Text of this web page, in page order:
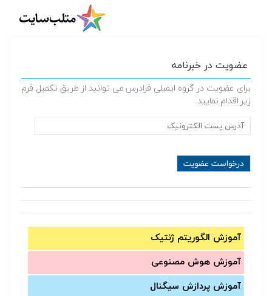
عضویت در خبرنامه
برای عضویت در گروه ایمیلی فرادرس می توانید از طریق تکمیل فرم
زیر اقدام نمایید.
آموزش الگوریتم ژنتیک
آموزش‌ هوش مصنوعی
آموزش‌ پردازش سیگنال